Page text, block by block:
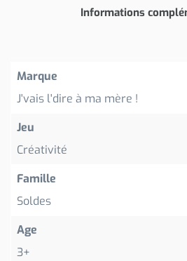
Informations
Marque
J'vais l'dire à ma mère !
Jeu
Créativité
Famille
Soldes
Age
3+